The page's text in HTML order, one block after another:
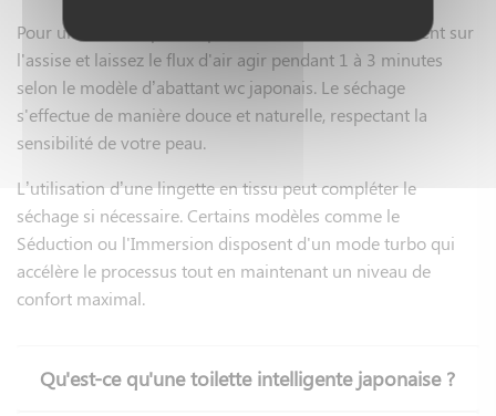
Pour un confort optimal, positionnez-vous correctement sur
l'assise et laissez le flux d'air agir pendant 1 à 3 minutes
selon le modèle d’abattant wc japonais. Le séchage
s'effectue de manière douce et naturelle, respectant la
sensibilité de votre peau.
L’utilisation d’une lingette en tissu peut compléter le
séchage si nécessaire. Certains modèles comme le
Séduction ou l'Immersion disposent d'un mode turbo qui
accélère le processus tout en maintenant un niveau de
confort maximal.
Qu'est-ce qu'une toilette intelligente japonaise ?